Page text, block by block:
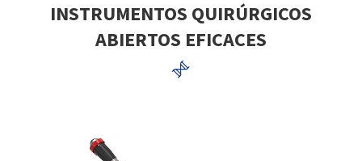
INSTRUMENTOS QUIRÚRGICOS
ABIERTOS EFICACES
